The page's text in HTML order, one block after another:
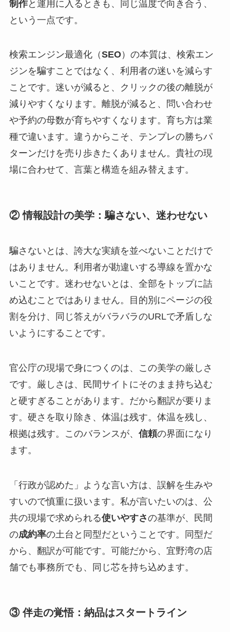
制作と運用に入るときも、同じ温度で向き合う、
という一点です。
検索エンジン最適化（SEO）の本質は、検索エン
ジンを騙すことではなく、利用者の迷いを減らす
ことです。迷いが減ると、クリックの後の離脱が
減りやすくなります。離脱が減ると、問い合わせ
や予約の母数が育ちやすくなります。育ち方は業
種で違います。違うからこそ、テンプレの勝ちパ
ターンだけを売り歩きたくありません。貴社の現
場に合わせて、言葉と構造を組み替えます。
② 情報設計の美学：騙さない、迷わせない
騙さないとは、誇大な実績を並べないことだけで
はありません。利用者が勘違いする導線を置かな
いことです。迷わせないとは、全部をトップに詰
め込むことではありません。目的別にページの役
割を分け、同じ答えがバラバラのURLで矛盾しな
いようにすることです。
官公庁の現場で身につくのは、この美学の厳しさ
です。厳しさは、民間サイトにそのまま持ち込む
と硬すぎることがあります。だから翻訳が要りま
す。硬さを取り除き、体温は残す。体温を残し、
根拠は残す。このバランスが、 信頼の界面になり
ます。
「行政が認めた」ような言い方は、誤解を生みや
すいので慎重に扱います。私が言いたいのは、公
共の現場で求められる使いやすさの基準が、民間
の成約率の土台と同型だということです。同型だ
から、翻訳が可能です。可能だから、宜野湾の店
舗でも事務所でも、同じ芯を持ち込めます。
③ 伴走の覚悟：納品はスタートライン